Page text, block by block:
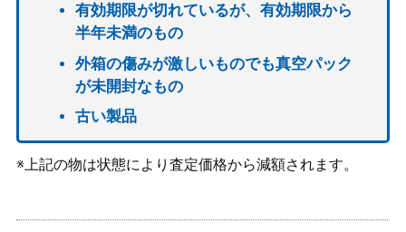
有効期限が切れているが、有効期限から
半年未満のもの
外箱の傷みが激しいものでも真空パック
が未開封なもの
古い製品
※上記の物は状態により査定価格から減額されます。